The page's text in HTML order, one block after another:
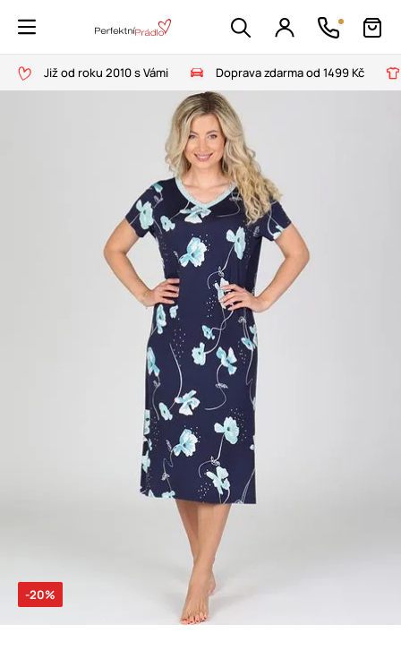
Již od roku 2010 s Vámi Doprava zdarma od 1499 Kč
-20%